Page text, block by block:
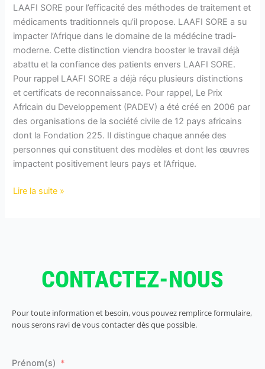
LAAFI SORE pour l’efficacité des méthodes de traitement et
médicaments traditionnels qu’il propose. LAAFI SORE a su
impacter l’Afrique dans le domaine de la médécine tradi-
moderne. Cette distinction viendra booster le travail déjà
abattu et la confiance des patients envers LAAFI SORE.
Pour rappel LAAFI SORE a déjà réçu plusieurs distinctions
et certificats de reconnaissance. Pour rappel, Le Prix
Africain du Developpement (PADEV) a été créé en 2006 par
des organisations de la société civile de 12 pays africains
dont la Fondation 225. Il distingue chaque année des
personnes qui constituent des modèles et dont les œuvres
impactent positivement leurs pays et l’Afrique.
Lire la suite »
CONTACTEZ-NOUS
Pour toute information et besoin, vous pouvez remplirce formulaire,
nous serons ravi de vous contacter dès que possible.
Prénom(s)